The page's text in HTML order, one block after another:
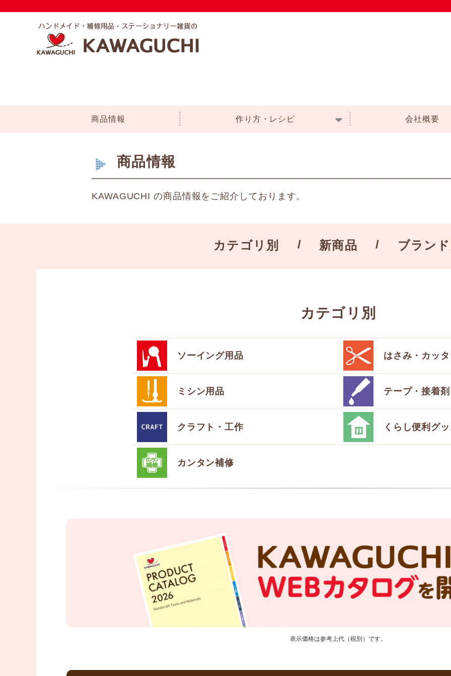
商品情報 作り方・レシピ 会社概要
商品情報
KAWAGUCHI の商品情報をご紹介しております。
カテゴリ別 新商品 ブランド
カテゴリ別
ソーイング用品 はさみ・カッ
ミシン用品 テープ・接着剤
クラフト・工作 くらし便利グ
カンタン補修
表示価格は参考上代（税別）です。